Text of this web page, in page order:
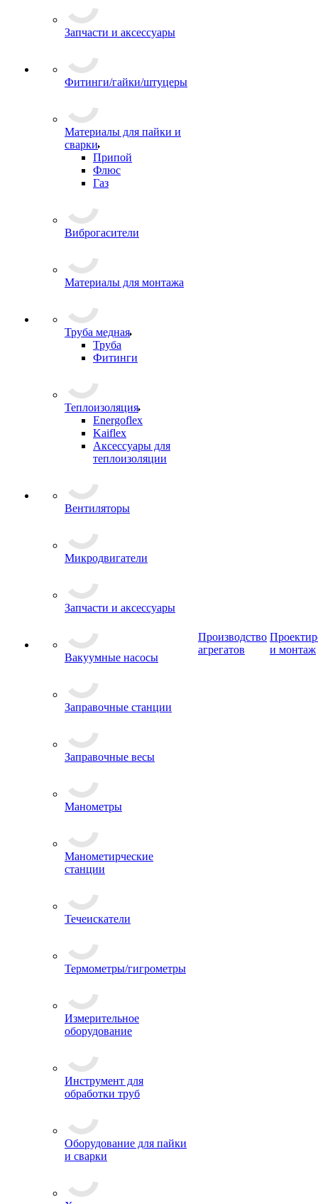
Запчасти и аксессуары
Фитинги/гайки/штуцеры
Материалы для пайки и
сварки
Припой
Флюс
Газ
Виброгасители
Материалы для монтажа
Труба медная
Труба
Фитинги
Теплоизоляция
Energoflex
Kaiflex
Аксессуары для
теплоизоляции
Вентиляторы
Микродвигатели
Запчасти и аксессуары
Вакуумные насосы
Заправочные станции
Заправочные весы
Манометры
Манометирческие
станции
Течеискатели
Термометры/гигрометры
Измерительное
оборудование
Инструмент для
обработки труб
Оборудование для пайки
и сварки
Производство
агрегатов
и монтаж